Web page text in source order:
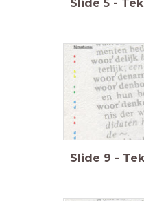
Slide 5 -
Slide 9 -